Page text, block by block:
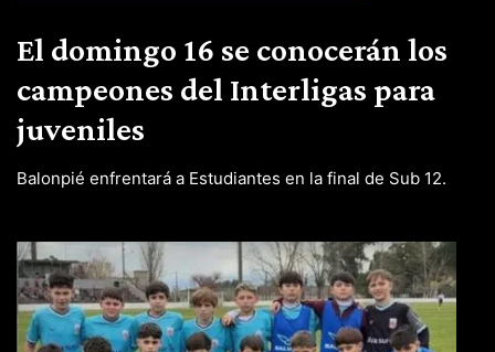
El domingo 16 se conocerán los
campeones del Interligas para
juveniles
Balonpié enfrentará a Estudiantes en la final de Sub 12.